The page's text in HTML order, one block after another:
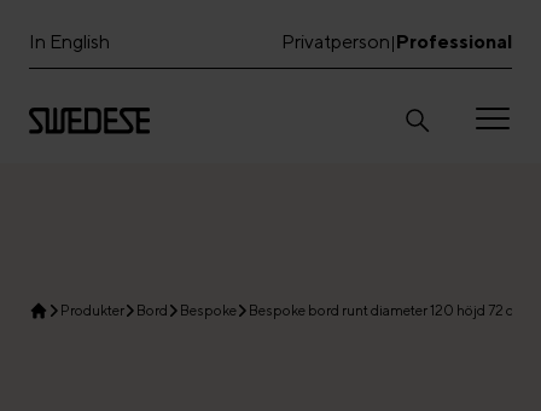
In English Professional
|
Privatperson
Produkter Bord Bespoke Bespoke bord runt diameter 120 höjd 72 cm